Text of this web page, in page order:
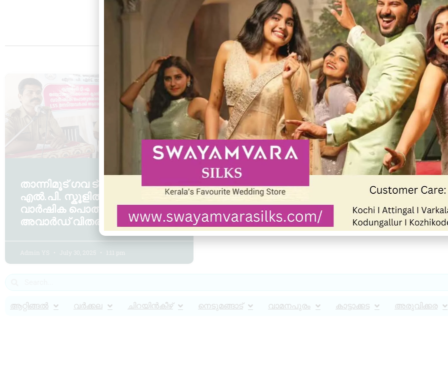
Tag: 2025-26 academic
പെരിങ്ങമല
താന്നിമൂട് ഗവ ട്രൈബൽ
എൽ.പി. സ്കൂളിൽ പി.ടി.എ
വാർഷിക പൊതു യോഗവും
അവാർഡ് വിതരണവും നടത്തി
Admin YS July 30, 2025 1:11 pm
ആറ്റിങ്ങൽ വർക്കല ചിറയിൻകീഴ് നെടുമങ്ങാട് വാമനപുരം കാട്ടാക്കട അരുവിക്കര